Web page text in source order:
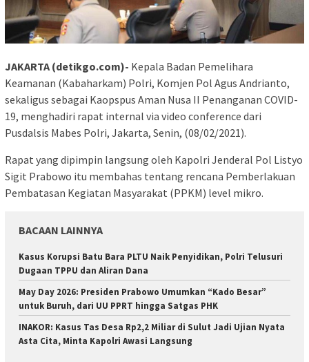
JAKARTA (detikgo.com)- Kepala Badan Pemelihara
Keamanan (Kabaharkam) Polri, Komjen Pol Agus Andrianto,
sekaligus sebagai Kaopspus Aman Nusa II Penanganan COVID-
19, menghadiri rapat internal via video conference dari
Pusdalsis Mabes Polri, Jakarta, Senin, (08/02/2021).
Rapat yang dipimpin langsung oleh Kapolri Jenderal Pol Listyo
Sigit Prabowo itu membahas tentang rencana Pemberlakuan
Pembatasan Kegiatan Masyarakat (PPKM) level mikro.
BACAAN LAINNYA
Kasus Korupsi Batu Bara PLTU Naik Penyidikan, Polri Telusuri
Dugaan TPPU dan Aliran Dana
May Day 2026: Presiden Prabowo Umumkan “Kado Besar”
untuk Buruh, dari UU PPRT hingga Satgas PHK
INAKOR: Kasus Tas Desa Rp2,2 Miliar di Sulut Jadi Ujian Nyata
Asta Cita, Minta Kapolri Awasi Langsung